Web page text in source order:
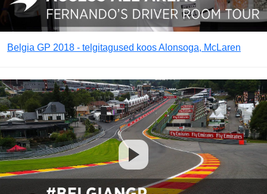
Belgia GP 2018 - telgitagused koos Alonsoga, McLaren